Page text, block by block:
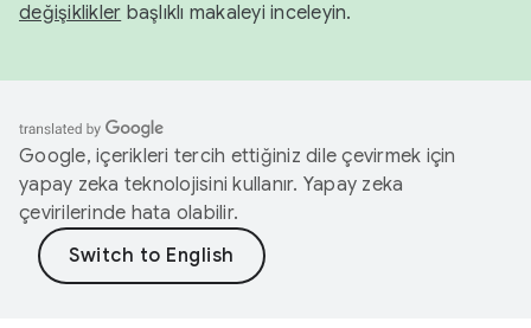
değişiklikler başlıklı makaleyi inceleyin.
Google, içerikleri tercih ettiğiniz dile çevirmek için
yapay zeka teknolojisini kullanır. Yapay zeka
çevirilerinde hata olabilir.